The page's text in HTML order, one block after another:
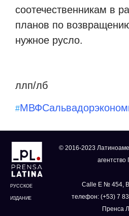
соотечественникам в
планов по
нужное русло.
ллп/лб
#МВФСальвадор
РУССКОЕ
ИЗДАНИЕ
© 2016-2023
Calle E № 454,
телефон: (+53) 7
Пренса